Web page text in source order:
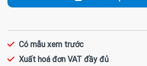
Có mẫu xem trước
Xuất hoá đơn VAT đầy đủ